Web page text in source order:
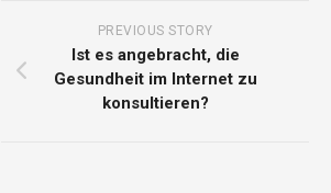
PREVIOUS STORY
Ist es angebracht, die
Gesundheit im Internet zu
konsultieren?